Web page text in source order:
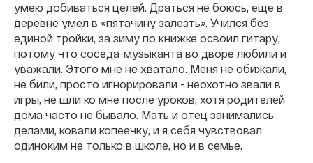
умею добиваться целей. Драться не боюсь, еще в
деревне умел в «пятачину залезть». Учился без
единой тройки, за зиму по книжке освоил гитару,
потому что соседа-музыканта во дворе любили и
уважали. Этого мне не хватало. Меня не обижали,
не били, просто игнорировали - неохотно звали в
игры, не шли ко мне после уроков, хотя родителей
дома часто не бывало. Мать и отец занимались
делами, ковали копеечку, и я себя чувствовал
одиноким не только в школе, но и в семье.